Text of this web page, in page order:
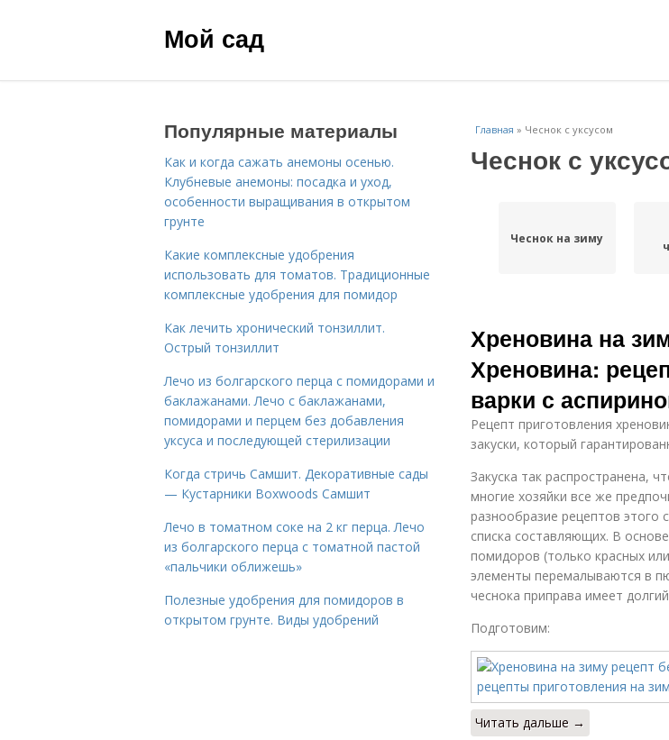
Мой сад
Главная » Чеснок с уксусом
Чеснок с
Чеснок на зиму
Хреновина на
Хреновина:
варки с
Рецепт приготовления
закуски, который
Закуска так распространена,
многие хозяйки все же
разнообразие рецептов этого
списка составляющих. В
помидоров (только красных
элементы перемалываются в
чеснока приправа имеет
Подготовим:
Читать дальше →
Популярные материалы
Как и когда сажать анемоны осенью.
Клубневые анемоны: посадка и уход,
особенности выращивания в открытом
грунте
Какие комплексные удобрения
использовать для томатов. Традиционные
комплексные удобрения для помидор
Как лечить хронический тонзиллит.
Острый тонзиллит
Лечо из болгарского перца с помидорами и
баклажанами. Лечо с баклажанами,
помидорами и перцем без добавления
уксуса и последующей стерилизации
Когда стричь Самшит. Декоративные сады
— Кустарники Boxwoods Самшит
Лечо в томатном соке на 2 кг перца. Лечо
из болгарского перца с томатной пастой
«пальчики оближешь»
Полезные удобрения для помидоров в
открытом грунте. Виды удобрений